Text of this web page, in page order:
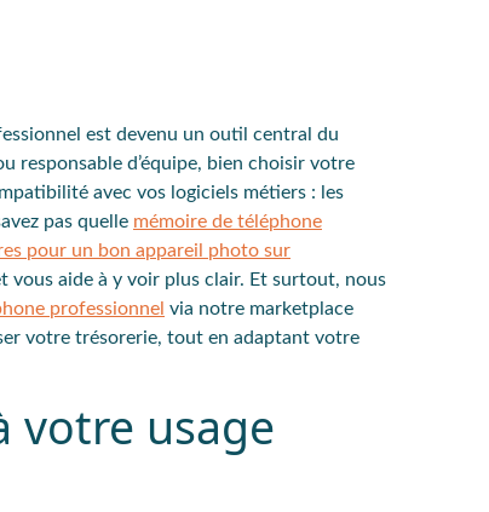
est devenu un outil central du
responsable d’équipe, bien choisir votre
avec vos logiciels métiers : les
pas quelle mémoire de téléphone
pour un bon appareil photo sur
vous aide à y voir plus clair. Et surtout, nous
professionnel via notre marketplace
votre trésorerie, tout en adaptant votre
votre usage